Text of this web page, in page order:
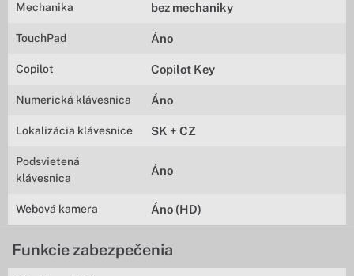
Mechanika bez mechaniky
TouchPad Áno
Copilot Copilot Key
Numerická klávesnica Áno
Lokalizácia klávesnice SK + CZ
Podsvietená
klávesnica
Áno
Webová kamera Áno (HD)
Funkcie zabezpečenia